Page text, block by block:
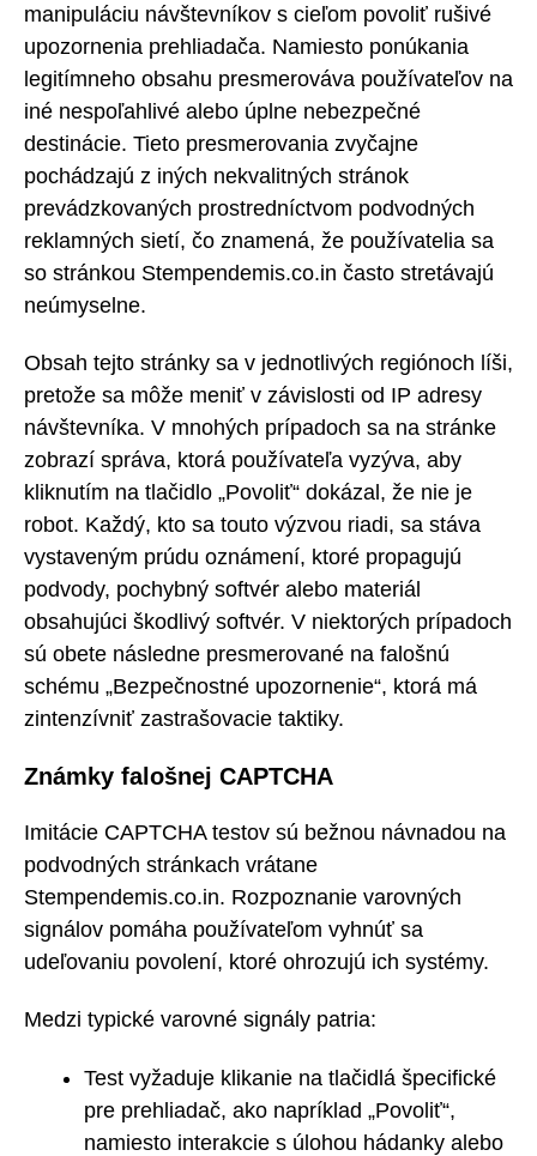
manipuláciu návštevníkov s cieľom povoliť rušivé
upozornenia prehliadača. Namiesto ponúkania
legitímneho obsahu presmerováva používateľov na
iné nespoľahlivé alebo úplne nebezpečné
destinácie. Tieto presmerovania zvyčajne
pochádzajú z iných nekvalitných stránok
prevádzkovaných prostredníctvom podvodných
reklamných sietí, čo znamená, že používatelia sa
so stránkou Stempendemis.co.in často stretávajú
neúmyselne.
Obsah tejto stránky sa v jednotlivých regiónoch líši,
pretože sa môže meniť v závislosti od IP adresy
návštevníka. V mnohých prípadoch sa na stránke
zobrazí správa, ktorá používateľa vyzýva, aby
kliknutím na tlačidlo „Povoliť“ dokázal, že nie je
robot. Každý, kto sa touto výzvou riadi, sa stáva
vystaveným prúdu oznámení, ktoré propagujú
podvody, pochybný softvér alebo materiál
obsahujúci škodlivý softvér. V niektorých prípadoch
sú obete následne presmerované na falošnú
schému „Bezpečnostné upozornenie“, ktorá má
zintenzívniť zastrašovacie taktiky.
Známky falošnej CAPTCHA
Imitácie CAPTCHA testov sú bežnou návnadou na
podvodných stránkach vrátane
Stempendemis.co.in. Rozpoznanie varovných
signálov pomáha používateľom vyhnúť sa
udeľovaniu povolení, ktoré ohrozujú ich systémy.
Medzi typické varovné signály patria:
Test vyžaduje klikanie na tlačidlá špecifické
pre prehliadač, ako napríklad „Povoliť“,
namiesto interakcie s úlohou hádanky alebo